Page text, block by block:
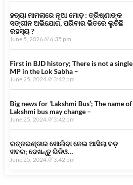
ହତ୍ୟା ମାମଲାରେ ନୂଆ ମୋଡ଼ : ତ୍ରିଷ୍ଣାଙ୍କ
ସଙ୍ଗୀନ ଅଭିଯୋଗ, ପରିବାର ଭିତରେ ଲୁଚିଛି
ରହସ୍ୟ ?
June 5, 2026 6:35 pm
First in BJD history; There is not a single
MP in the Lok Sabha –
June 25, 2024 3:42 pm
Big news for ‘Lakshmi Bus’; The name of
Lakshmi bus may change –
June 25, 2024 3:42 pm
ରତ୍ନଭଣ୍ଡାର ଖୋଲିବା ନେଇ ଆସିଲା ବଡ଼
ଖବର; ଦେଖନ୍ତୁ ଭିଡିଓ…
June 25, 2024 3:42 pm